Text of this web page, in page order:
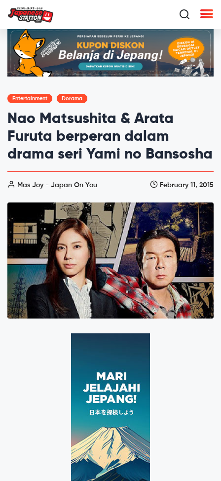
Entertainment Dorama
Nao Matsushita & Arata
Furuta berperan dalam
drama seri Yami no Bansosha
Mas Joy - Japan On You February 11, 2015